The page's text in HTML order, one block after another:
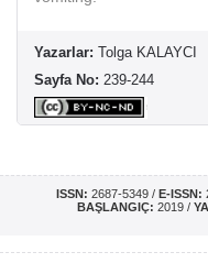
Yazarlar: Tolga KALAYCI
Sayfa No: 239-244
ISSN: 2687-5349 / E-ISSN:
BAŞLANGIÇ: 2019 /